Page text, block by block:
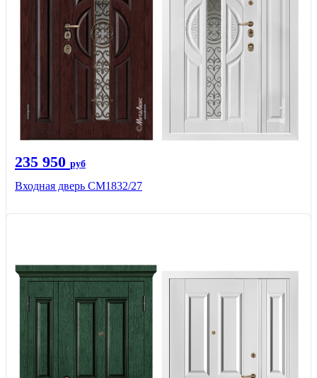
235 950 руб
Входная дверь СМ1832/27